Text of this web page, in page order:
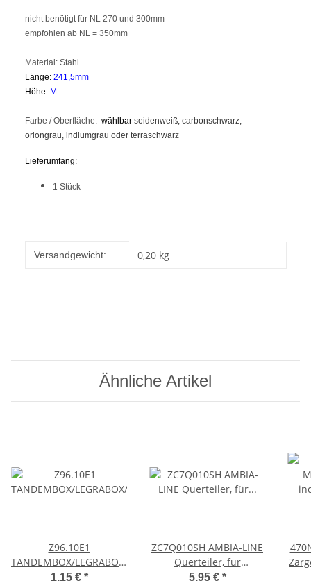
nicht benötigt für NL 270 und 300mm
empfohlen ab NL = 350mm
Material: Stahl
Länge: 241,5mm
Höhe: M
Farbe / Oberfläche: wählbar seidenweiß, carbonschwarz,
oriongrau, indiumgrau oder terraschwarz
Lieferumfang:
1 Stück
Produkteigenschaft
Wert
Versandgewicht: 0,20 kg
Ähnliche Artikel
Z96.10E1
TANDEMBOX/LEGRABOX/MERIVOBOX
Front-/Bodenstabilisierung,
1,15 € *
ZC7Q010SH AMBIA-LINE
Querteiler, für
LEGRABOX/MERIVOBOX
5,95 € *